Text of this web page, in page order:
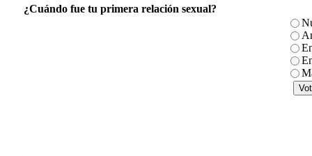
¿Cuándo fue tu primera relación sexual?